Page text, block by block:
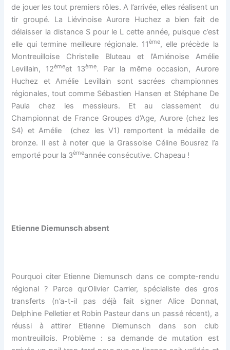
de jouer les tout premiers rôles. A l’arrivée, elles réalisent un
tir groupé. La Liévinoise Aurore Huchez a bien fait de
délaisser la distance S pour le L cette année, puisque c’est
elle qui termine meilleure régionale. 11ème, elle précède la
Montreuilloise Christelle Bluteau et l’Amiénoise Amélie
Levillain, 12èmeet 13ème. Par la même occasion, Aurore
Huchez et Amélie Levillain sont sacrées championnes
régionales, tout comme Sébastien Hansen et Stéphane De
Paula chez les messieurs. Et au classement du
Championnat de France Groupes d’Age, Aurore (chez les
S4) et Amélie (chez les V1) remportent la médaille de
bronze. Il est à noter que la Grassoise Céline Bousrez l’a
emporté pour la 3èmeannée consécutive. Chapeau !
Etienne Diemunsch absent
Pourquoi citer Etienne Diemunsch dans ce compte-rendu
régional ? Parce qu’Olivier Carrier, spécialiste des gros
transferts (n’a-t-il pas déjà fait signer Alice Donnat,
Delphine Pelletier et Robin Pasteur dans un passé récent), a
réussi à attirer Etienne Diemunsch dans son club
montreuillois. Problème : sa demande de mutation est